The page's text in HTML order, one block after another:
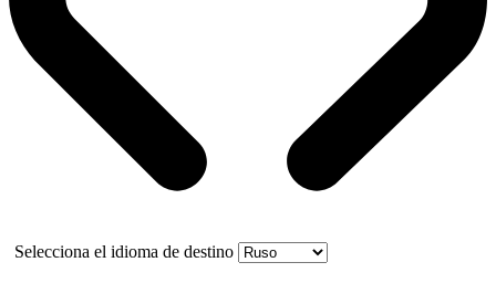
Selecciona el idioma de destino